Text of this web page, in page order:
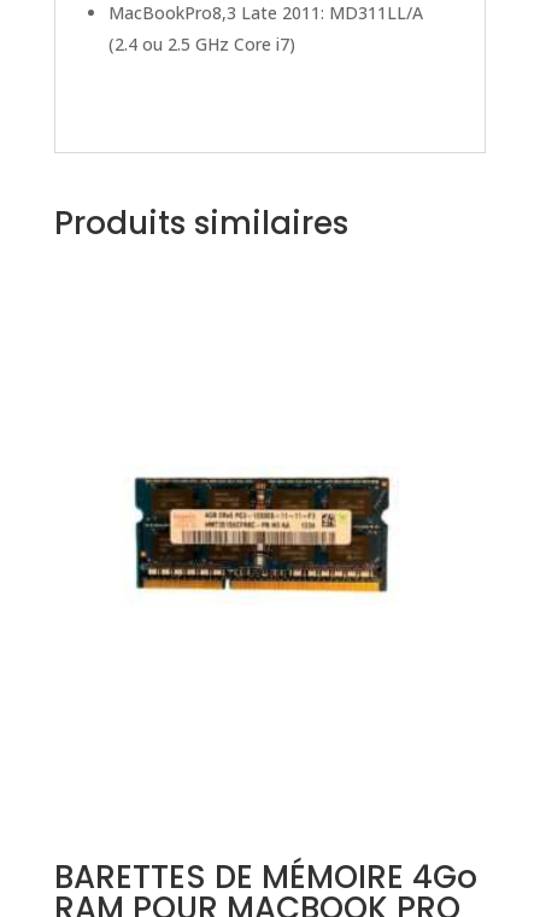
MacBookPro8,3 Late 2011: MD311LL/A
(2.4 ou 2.5 GHz Core i7)
Produits similaires
BARETTES DE MÉMOIRE 4Go